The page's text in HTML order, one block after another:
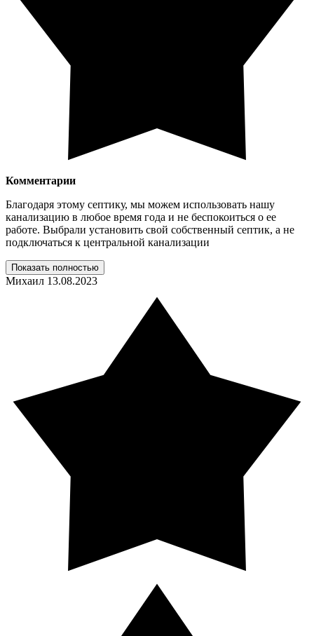
Комментарии
Благодаря этому септику, мы можем использовать нашу
канализацию в любое время года и не беспокоиться о ее
работе. Выбрали установить свой собственный септик, а не
подключаться к центральной канализации
Показать полностью
Михаил 13.08.2023